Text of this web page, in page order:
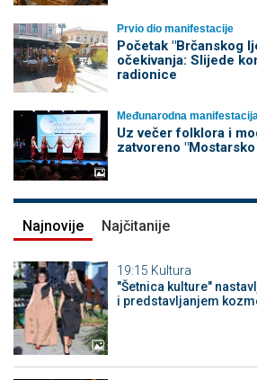
Prvio dio manifestacije
Početak "Brčanskog
očekivanja: Slijede
radionice
Međunarodna
Uz večer folklora i
zatvoreno
Najnovije Najčitanije
19:15 Kultura
"Šetnica kulture"
i predstavljanjem